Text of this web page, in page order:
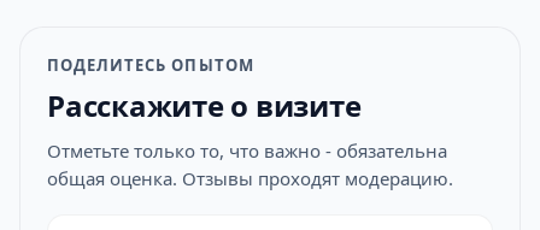
ПОДЕЛИТЕСЬ ОПЫТОМ
Расскажите о визите
Отметьте только то, что важно - обязательна
общая оценка. Отзывы проходят модерацию.